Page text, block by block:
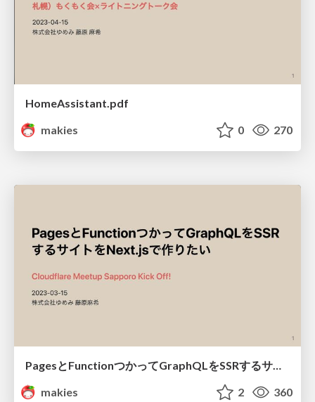
HomeAssistant.pdf
makies
0 270
makies
2 360